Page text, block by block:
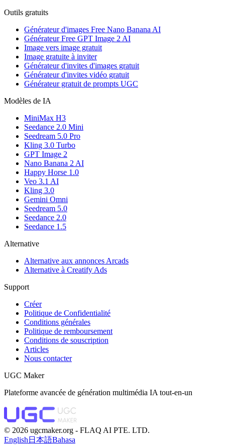
Outils gratuits
Générateur d'images Free Nano Banana AI
Générateur Free GPT Image 2 AI
Image vers image gratuit
Image gratuite à inviter
Générateur d'invites d'images gratuit
Générateur d'invites vidéo gratuit
Générateur gratuit de prompts UGC
Modèles de IA
MiniMax H3
Seedance 2.0 Mini
Seedream 5.0 Pro
Kling 3.0 Turbo
GPT Image 2
Nano Banana 2 AI
Happy Horse 1.0
Veo 3.1 AI
Kling 3.0
Gemini Omni
Seedream 5.0
Seedance 2.0
Seedance 1.5
Alternative
Alternative aux annonces Arcads
Alternative à Creatify Ads
Support
Créer
Politique de Confidentialité
Conditions générales
Politique de remboursement
Conditions de souscription
Articles
Nous contacter
UGC Maker
Plateforme avancée de génération multimédia IA tout-en-un
©️ 2026 ugcmaker.org - FLAQ AI PTE. LTD.
English 日本語Bahasa